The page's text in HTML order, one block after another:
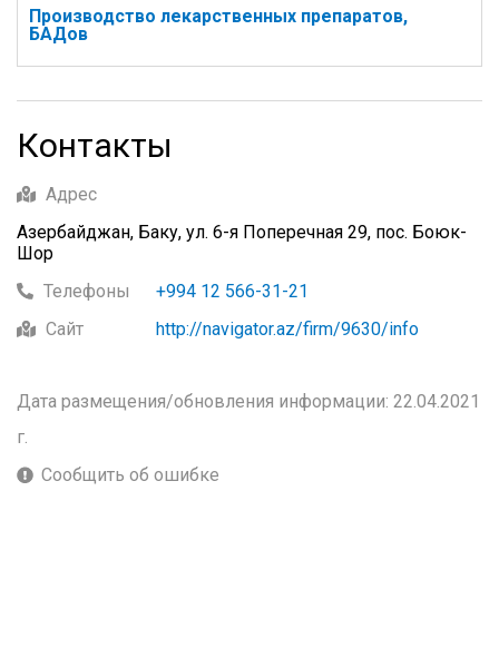
Производство лекарственных препаратов,
БАДов
Контакты
Адрес
Азербайджан, Баку, ул. 6-я Поперечная 29, пос. Боюк-
Шор
Телефоны
+994 12 566-31-21
Сайт
http://navigator.az/firm/9630/info
Дата размещения/обновления информации: 22.04.2021
г.
Сообщить об ошибке